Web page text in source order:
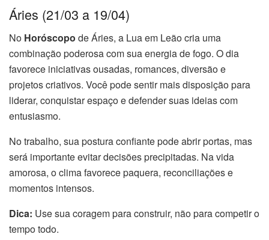
Áries (21/03 a 19/04)
No Horóscopo de Áries, a Lua em Leão cria uma
combinação poderosa com sua energia de fogo. O dia
favorece iniciativas ousadas, romances, diversão e
projetos criativos. Você pode sentir mais disposição para
liderar, conquistar espaço e defender suas ideias com
entusiasmo.
No trabalho, sua postura confiante pode abrir portas, mas
será importante evitar decisões precipitadas. Na vida
amorosa, o clima favorece paquera, reconciliações e
momentos intensos.
Dica: Use sua coragem para construir, não para competir o
tempo todo.